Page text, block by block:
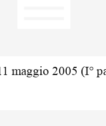
maggio 2005 (I°